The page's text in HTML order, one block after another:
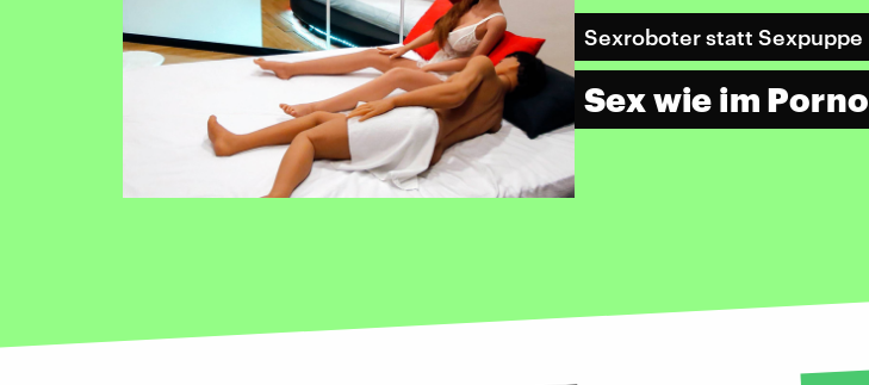
Sexroboter statt Sexpuppe
Sex wie im Porno